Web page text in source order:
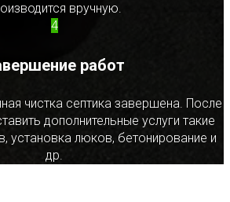
вручную.
4
работ
чистка септика завершена. После
дополнительные услуги такие
установка люков, бетонирование и
др.